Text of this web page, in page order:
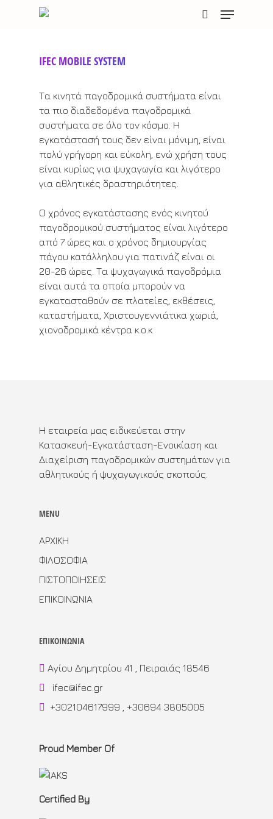
Menu
IFEC MOBILE SYSTEM
Τα κινητά παγοδρομικά συστήματα είναι
τα πιο διαδεδομένα παγοδρομικά
συστήματα σε όλο τον κόσμο. Η
εγκατάστασή τους δεν είναι μόνιμη, είναι
πολύ γρήγορη και εύκολη, ενώ χρήση τους
είναι κυρίως για ψυχαγωγία και λιγότερο
για αθλητικές δραστηριότητες.
Ο χρόνος εγκατάστασης ενός κινητού
παγοδρομικού συστήματος είναι λιγότερο
από 7 ώρες και ο χρόνος δημιουργίας
πάγου κατάλληλου για πατινάζ είναι οι
20-26 ώρες. Τα ψυχαγωγικά παγοδρόμια
είναι αυτά τα οποία μπορούν να
εγκατασταθούν σε πλατείες, εκθέσεις,
καταστήματα, Χριστουγεννιάτικα χωριά,
χιονοδρομικά κέντρα κ.ο.κ
Η εταιρεία μας ειδικεύεται στην
Κατασκευή-Εγκατάσταση-Ενοικίαση και
Διαχείριση παγοδρομικών συστημάτων για
αθλητικούς ή ψυχαγωγικούς σκοπούς.
MENU
ΑΡΧΙΚΗ
ΦΙΛΟΣΟΦΙΑ
ΠΙΣΤΟΠΟΙΗΣΕΙΣ
ΕΠΙΚΟΙΝΩΝΙΑ
ΕΠΙΚΟΙΝΩΝΙΑ
Αγίου Δημητρίου 41 , Πειραιάς 18546
ifec@ifec.gr
+302104617999 , +30694 3805005
Proud Member Of
Certified By